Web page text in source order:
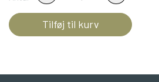
Tilføj til kurv